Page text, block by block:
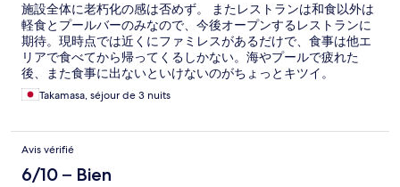
施設全体に老朽化の感は否めず。 またレストランは和食以外は
軽食とプールバーのみなので、今後オープンするレストランに
期待。現時点では近くにファミレスがあるだけで、食事は他エ
リアで食べてから帰ってくるしかない。海やプールで疲れた
後、また食事に出ないといけないのがちょっとキツイ。
Takamasa, séjour de 3 nuits
Avis vérifié
6/10 – Bien